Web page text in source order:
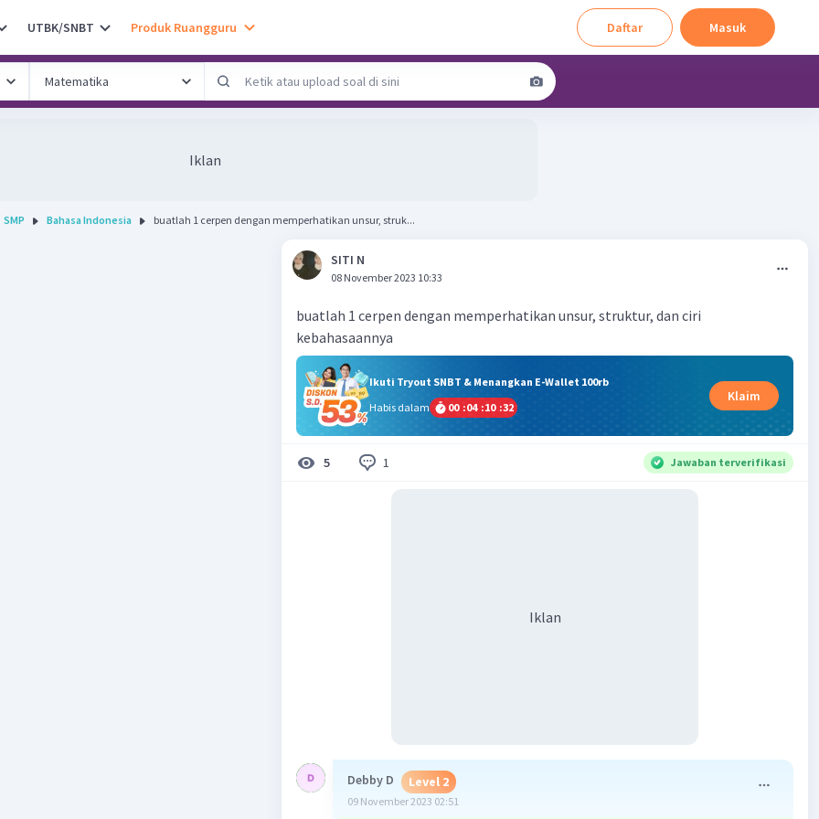
UTBK/SNBT Produk Ruangguru Daftar Masuk
Iklan
SMP Bahasa Indonesia buatlah 1 cerpen dengan memperhatikan unsur, struk...
SITI N
08 November 2023 10:33
buatlah 1 cerpen dengan memperhatikan unsur, struktur, dan ciri
kebahasaannya
Ikuti Tryout SNBT & Menangkan E-Wallet 100rb
Habis dalam
00 :04 :10 :31
Klaim
5 1 Jawaban terverifikasi
Iklan
Debby D Level 2
09 November 2023 02:51